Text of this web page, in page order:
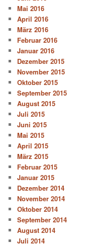
Mai 2016
April 2016
März 2016
Februar 2016
Januar 2016
Dezember 2015
November 2015
Oktober 2015
September 2015
August 2015
Juli 2015
Juni 2015
Mai 2015
April 2015
März 2015
Februar 2015
Januar 2015
Dezember 2014
November 2014
Oktober 2014
September 2014
August 2014
Juli 2014